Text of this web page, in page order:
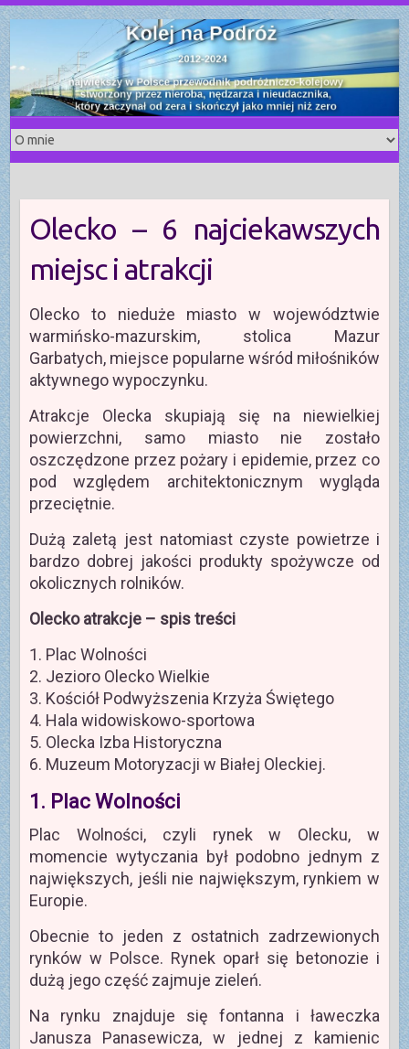
S
k
i
p
t
o
c
o
n
t
e
n
t
Olecko – 6 najciekawszych
miejsc i atrakcji
Olecko to nieduże miasto w województwie
warmińsko-mazurskim, stolica Mazur
Garbatych, miejsce popularne wśród miłośników
aktywnego wypoczynku.
Atrakcje Olecka skupiają się na niewielkiej
powierzchni, samo miasto nie zostało
oszczędzone przez pożary i epidemie, przez co
pod względem architektonicznym wygląda
przeciętnie.
Dużą zaletą jest natomiast czyste powietrze i
bardzo dobrej jakości produkty spożywcze od
okolicznych rolników.
Olecko atrakcje – spis treści
1. Plac Wolności
2. Jezioro Olecko Wielkie
3. Kościół Podwyższenia Krzyża Świętego
4. Hala widowiskowo-sportowa
5. Olecka Izba Historyczna
6. Muzeum Motoryzacji w Białej Oleckiej.
1. Plac Wolności
Plac Wolności, czyli rynek w Olecku, w
momencie wytyczania był podobno jednym z
największych, jeśli nie największym, rynkiem w
Europie.
Obecnie to jeden z ostatnich zadrzewionych
rynków w Polsce. Rynek oparł się betonozie i
dużą jego część zajmuje zieleń.
Na rynku znajduje się fontanna i ławeczka
Janusza Panasewicza, w jednej z kamienic